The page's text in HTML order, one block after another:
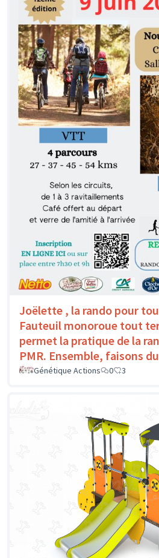
Joëlette , la rando pour
Fauteuil monoroue tout
permet la pratique de la
PMR. Ensemble, faisons
Génétique Actions 0 3